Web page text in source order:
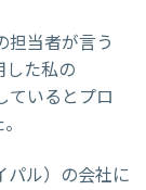
担当者が言う
した私の
ているとプロ
パル）の会社に